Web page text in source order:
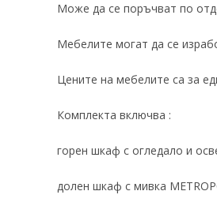
Може да се поръчват по
Мебелите могат да се
Цените на мебелите са за
Комплекта включва :
горен шкаф с огледало и
долен шкаф с мивка